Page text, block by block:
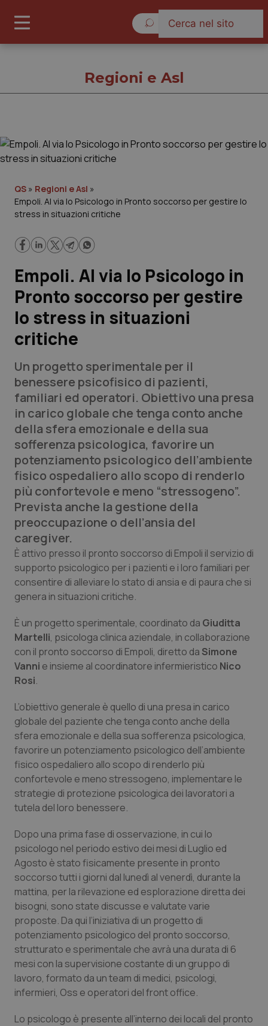
Governo e Parlamento
Regioni e Asl
Lavoro e Professioni
Scienza e Farmaci
Studi e Analisi
Lettere al direttore
Edizioni Regionali
QS Pro
Professionisti Sanitari.AI
Abruzzo
Basilicata
Calabria
Campania
Friuli Venezia Giulia
Lazio
Liguria
Lombardia
Marche
Molise
Piemonte
Provincia Autonoma di Bolzano
Provincia Autonoma di Trento
Puglia
Sardegna
Sicilia
Toscana
QS Pro Gold
Artrite & artrosi
Asma & BPCO
Car-T
Dermatite Atopica
Diabete & glucometri
Disturbi dell’umore
Dolore
Donna & Salute
Epatiti
Infezioni & Febbre
Ipertensione & Scompenso
Malattie rare
Malattia di Crohn & Rettocolite Ulcerosa
Neuroscienze & patologie neurodegenerative
Obesità
QS Club Newsletter
Regioni e Asl
QS » Regioni e Asl »
Empoli. Al via lo Psicologo in Pronto soccorso per gestire lo
stress in situazioni critiche
Empoli. Al via lo Psicologo in
Pronto soccorso per gestire
lo stress in situazioni
critiche
Un progetto sperimentale per il
benessere psicofisico di pazienti,
familiari ed operatori. Obiettivo una presa
in carico globale che tenga conto anche
della sfera emozionale e della sua
sofferenza psicologica, favorire un
potenziamento psicologico dell’ambiente
fisico ospedaliero allo scopo di renderlo
più confortevole e meno “stressogeno”.
Prevista anche la gestione della
preoccupazione o dell’ansia del
caregiver.
È attivo presso il pronto soccorso di Empoli il servizio di
supporto psicologico per i pazienti e i loro familiari per
consentire di alleviare lo stato di ansia e di paura che si
genera in situazioni critiche.
È un progetto sperimentale, coordinato da Giuditta
Martelli, psicologa clinica aziendale, in collaborazione
con il pronto soccorso di Empoli, diretto da Simone
Vanni e insieme al coordinatore infermieristico Nico
Rosi.
L’obiettivo generale è quello di una presa in carico
globale del paziente che tenga conto anche della
sfera emozionale e della sua sofferenza psicologica,
favorire un potenziamento psicologico dell’ambiente
fisico ospedaliero allo scopo di renderlo più
confortevole e meno stressogeno, implementare le
strategie di protezione psicologica dei lavoratori a
tutela del loro benessere.
Dopo una prima fase di osservazione, in cui lo
psicologo nel periodo estivo dei mesi di Luglio ed
Agosto è stato fisicamente presente in pronto
soccorso tutti i giorni dal lunedì al venerdì, durante la
mattina, per la rilevazione ed esplorazione diretta dei
bisogni, sono state discusse e valutate varie
proposte. Da qui l’iniziativa di un progetto di
potenziamento psicologico del pronto soccorso,
strutturato e sperimentale che avrà una durata di 6
mesi con la supervisione costante di un gruppo di
lavoro, formato da un team di medici, psicologi,
infermieri, Oss e operatori delfront office.
Lo psicologo è presente all’interno dei locali del pronto